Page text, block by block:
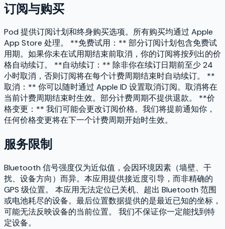
订阅与购买
Pod 提供订阅计划和终身购买选项。所有购买均通过 Apple
App Store 处理。 **免费试用：** 部分订阅计划包含免费试
用期。如果你未在试用期结束前取消，你的订阅将按列出的价
格自动续订。 **自动续订：** 除非你在续订日期前至少 24
小时取消，否则订阅将在每个计费周期结束时自动续订。 **
取消：** 你可以随时通过 Apple ID 设置取消订阅。取消将在
当前计费周期结束时生效。部分计费周期不提供退款。 **价
格变更：** 我们可能会更改订阅价格。我们将提前通知你，
任何价格变更将在下一个计费周期开始时生效。
服务限制
Bluetooth 信号强度仅为近似值，会因环境因素（墙壁、干
扰、设备方向）而异。本应用提供接近度引导，而非精确的
GPS 级位置。 本应用无法定位已关机、超出 Bluetooth 范围
或电池耗尽的设备。最后位置数据提供的是最近已知的坐标，
可能无法反映设备的当前位置。 我们不保证你一定能找到特
定设备。